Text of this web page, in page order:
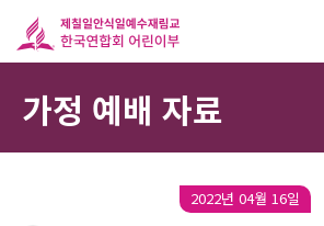
가정 예배 자료
2022년 04월 16일